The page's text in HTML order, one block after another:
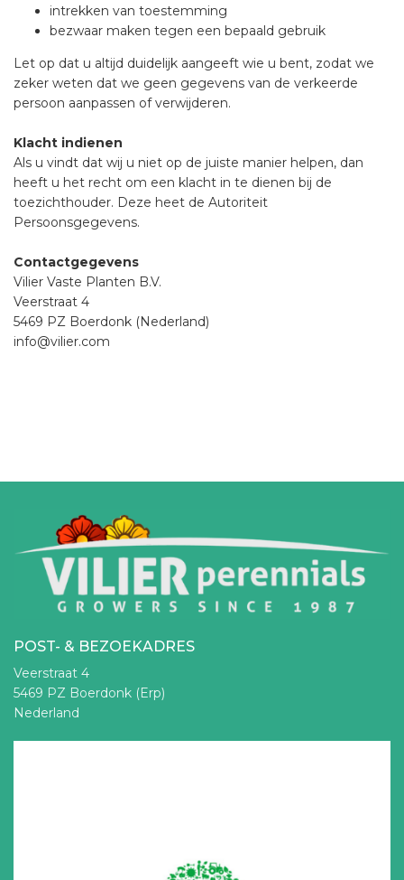
intrekken van toestemming
bezwaar maken tegen een bepaald gebruik
Let op dat u altijd duidelijk aangeeft wie u bent, zodat we
zeker weten dat we geen gegevens van de verkeerde
persoon aanpassen of verwijderen.
Klacht indienen
Als u vindt dat wij u niet op de juiste manier helpen, dan
heeft u het recht om een klacht in te dienen bij de
toezichthouder. Deze heet de Autoriteit
Persoonsgegevens.
Contactgegevens
Vilier Vaste Planten B.V.
Veerstraat 4
5469 PZ Boerdonk (Nederland)
info@vilier.com
POST- & BEZOEKADRES
Veerstraat 4
5469 PZ Boerdonk (Erp)
Nederland